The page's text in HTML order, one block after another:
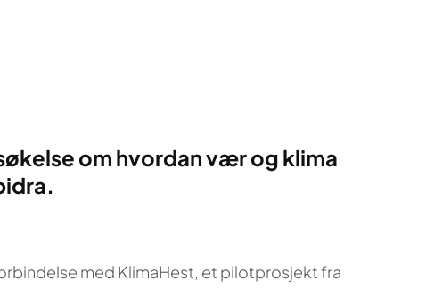
om hvordan vær og klima
med KlimaHest, et pilotprosjekt fra